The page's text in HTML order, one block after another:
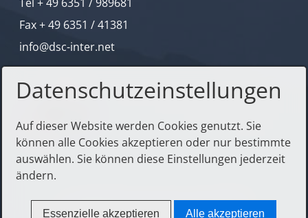
Fax + 49 6351 / 41381
info@dsc-inter.net
© 2006 Data Speed Control GmbH
Datenschutzeinstellungen
Auf dieser Website werden Cookies genutzt. Sie
können alle Cookies akzeptieren oder nur bestimmte
auswählen. Sie können diese Einstellungen jederzeit
ändern.
Essenzielle akzeptieren Alle akzeptieren